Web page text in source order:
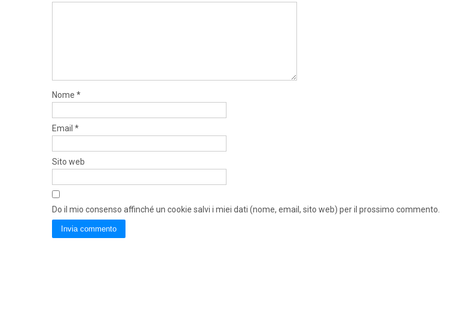
Nome *
Email *
Sito web
Do il mio consenso affinché un cookie salvi i miei dati (nome, email, sito web) per il prossimo commento.